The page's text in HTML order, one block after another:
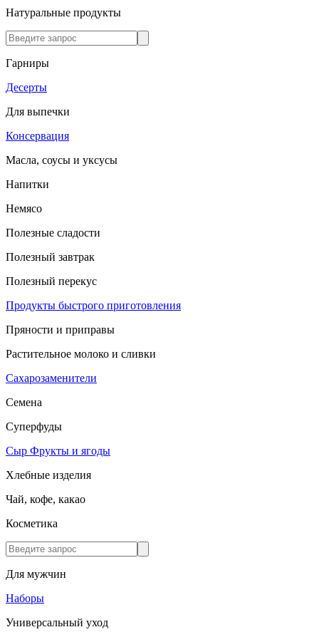
Натуральные продукты
Гарниры
Десерты
Для выпечки
Консервация
Масла, соусы и уксусы
Напитки
Немясо
Полезные сладости
Полезный завтрак
Полезный перекус
Продукты быстрого приготовления
Пряности и приправы
Растительное молоко и сливки
Сахарозаменители
Семена
Суперфуды
Сыр Фрукты и ягоды
Хлебные изделия
Чай, кофе, какао
Косметика
Для мужчин
Наборы
Универсальный уход